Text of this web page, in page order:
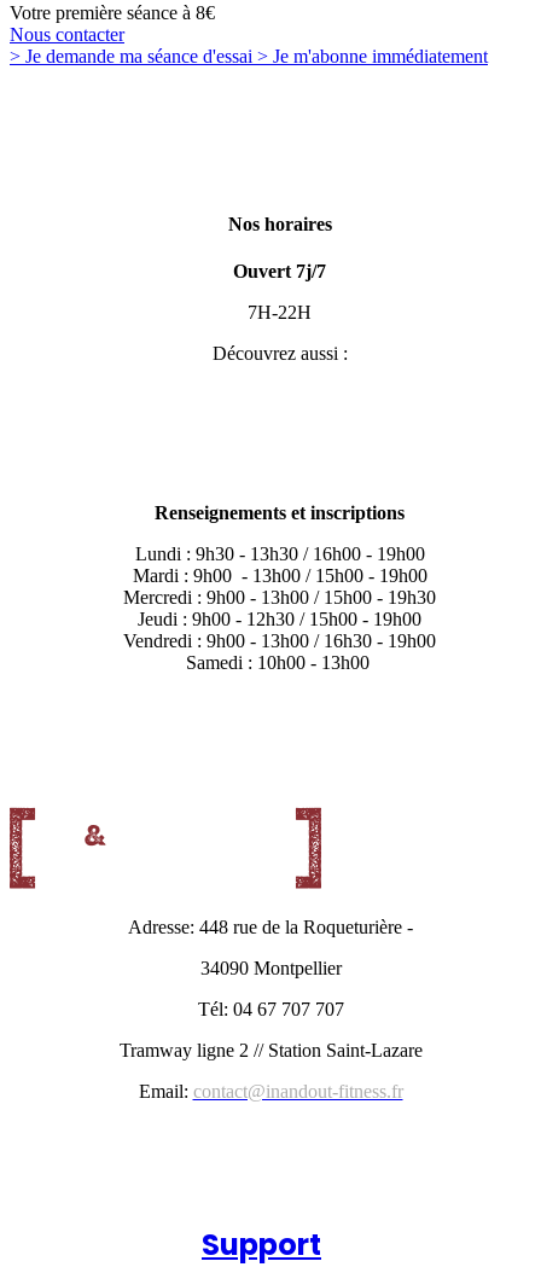
Votre première séance à 8€
Nous contacter
> Je demande ma séance d'essai > Je m'abonne immédiatement
Nos horaires
Ouvert 7j/7
7H-22H
Découvrez aussi :
Renseignements et inscriptions
Lundi : 9h30 - 13h30 / 16h00 - 19h00
Mardi : 9h00 - 13h00 / 15h00 - 19h00
Mercredi : 9h00 - 13h00 / 15h00 - 19h30
Jeudi : 9h00 - 12h30 / 15h00 - 19h00
Vendredi : 9h00 - 13h00 / 16h30 - 19h00
Samedi : 10h00 - 13h00
Adresse: 448 rue de la Roqueturière -
34090 Montpellier
Tél: 04 67 707 707
Tramway ligne 2 // Station Saint-Lazare
Email: contact@inandout-fitness.fr
Support